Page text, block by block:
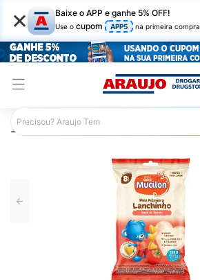
× Baixe o APP e ganhe 5% OFF!
Use o cupom APP5 na primeira compra
Araujo Infantil